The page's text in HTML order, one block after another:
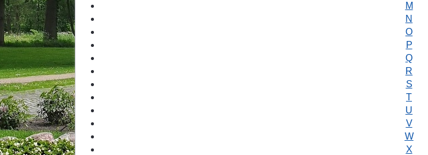
M
N
O
P
Q
R
S
T
U
V
W
X